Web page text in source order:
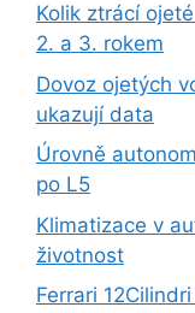
Kolik ztrácí
2. a 3. rokem
Dovoz ojetých
ukazují data
Úrovně
po L5
Klimatizace v
životnost
Ferrari